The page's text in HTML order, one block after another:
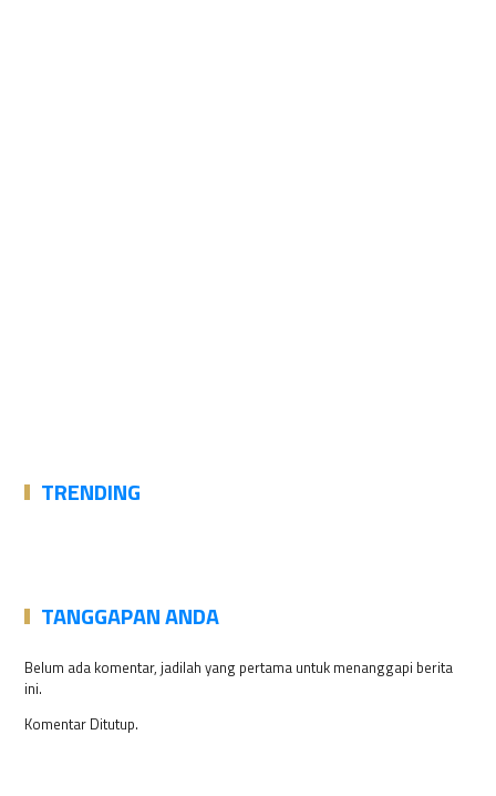
TRENDING
TANGGAPAN ANDA
Belum ada komentar, jadilah yang pertama untuk menanggapi berita
ini.
Komentar Ditutup.